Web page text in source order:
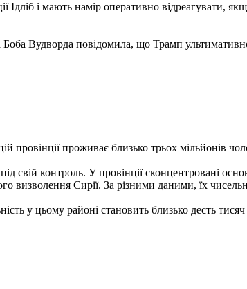
і мають намір оперативно відреагувати,
Вудворда повідомила, що Трамп
проживає близько трьох мільйонів
свій контроль. У провінції сконцентровані
визволення Сирії. За різними даними, їх
у цьому районі становить близько десть тисяч